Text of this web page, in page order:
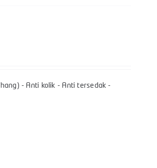
- Anti kolik - Anti tersedak -